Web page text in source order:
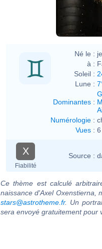
Né le :
à :
Soleil :
Lune :
Dominantes :
Numérologie :
Vues : 6
X
Fiabilité
Source :
Ce thème est calculé
naissance d'Axel Oxenstierna,
stars@astrotheme.fr. Un
sera envoyé gratuitement pour